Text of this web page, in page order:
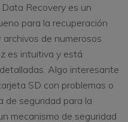
Recovery es un
para la recuperación
de numerosos
es intuitiva y está
Algo interesante
SD con problemas o
de seguridad para la
mecanismo de seguridad